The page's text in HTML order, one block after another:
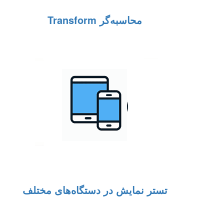
محاسبه‌گر Transform
تستر نمایش در دستگاه‌های مختلف